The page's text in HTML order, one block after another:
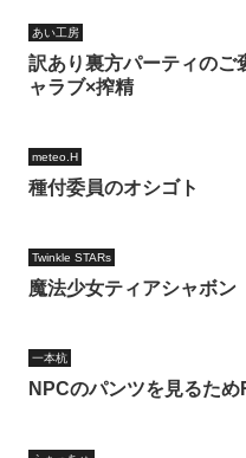
あい工房
訳あり裏方パーティのご
ャラブ×搾精
meteo.H
種付委員のオシゴト
Twinkle STARs
魔法少女ティアシャボン
一本杭
NPCのパンツを見るた